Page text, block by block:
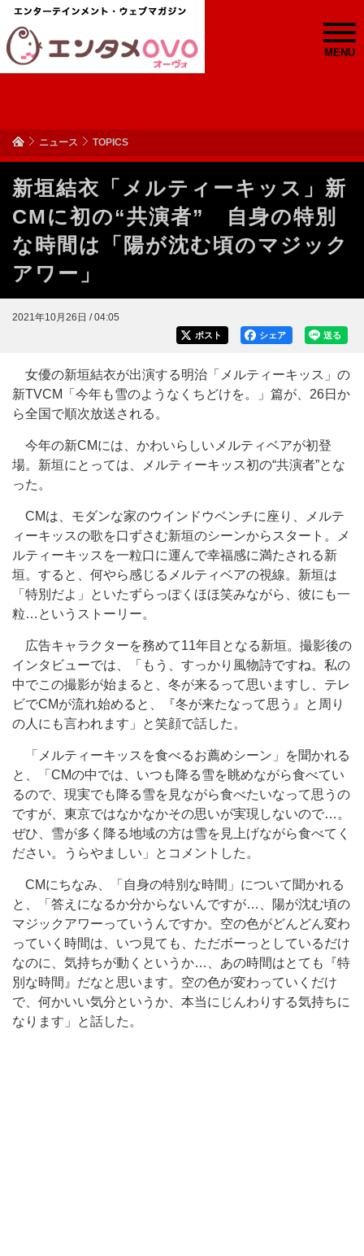
MENU
ニュース TOPICS
新垣結衣「メルティーキッス」新
CMに初の“共演者” 自身の特別
な時間は「陽が沈む頃のマジック
アワー」
2021年10月26日 / 04:05
送る
シェア
ポスト
女優の新垣結衣が出演する明治「メルティーキッス」の
新TVCM「今年も雪のようなくちどけを。」篇が、26日か
ら全国で順次放送される。
今年の新CMには、かわいらしいメルティベアが初登
場。新垣にとっては、メルティーキッス初の“共演者”とな
った。
CMは、モダンな家のウインドウベンチに座り、メルテ
ィーキッスの歌を口ずさむ新垣のシーンからスタート。メ
ルティーキッスを一粒口に運んで幸福感に満たされる新
垣。すると、何やら感じるメルティベアの視線。新垣は
「特別だよ」といたずらっぽくほほ笑みながら、彼にも一
粒…というストーリー。
広告キャラクターを務めて11年目となる新垣。撮影後の
インタビューでは、「もう、すっかり風物詩ですね。私の
中でこの撮影が始まると、冬が来るって思いますし、テレ
ビでCMが流れ始めると、『冬が来たなって思う』と周り
の人にも言われます」と笑顔で話した。
「メルティーキッスを食べるお薦めシーン」を聞かれる
と、「CMの中では、いつも降る雪を眺めながら食べてい
るので、現実でも降る雪を見ながら食べたいなって思うの
ですが、東京ではなかなかその思いが実現しないので…。
ぜひ、雪が多く降る地域の方は雪を見上げながら食べてく
ださい。うらやましい」とコメントした。
CMにちなみ、「自身の特別な時間」について聞かれる
と、「答えになるか分からないんですが…、陽が沈む頃の
マジックアワーっていうんですか。空の色がどんどん変わ
っていく時間は、いつ見ても、ただボーっとしているだけ
なのに、気持ちが動くというか…、あの時間はとても『特
別な時間』だなと思います。空の色が変わっていくだけ
で、何かいい気分というか、本当にじんわりする気持ちに
なります」と話した。